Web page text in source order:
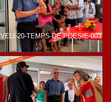
VELI-20-TEMPS-DE-POESIE-003